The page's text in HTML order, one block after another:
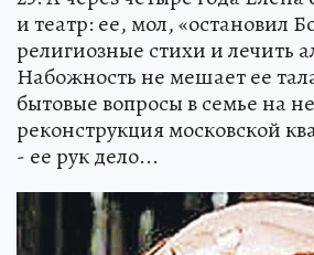
и театр: ее, мол, «остановил
религиозные стихи и лечить
Набожность не мешает ее
бытовые вопросы в семье на
реконструкция московской
- ее рук дело...